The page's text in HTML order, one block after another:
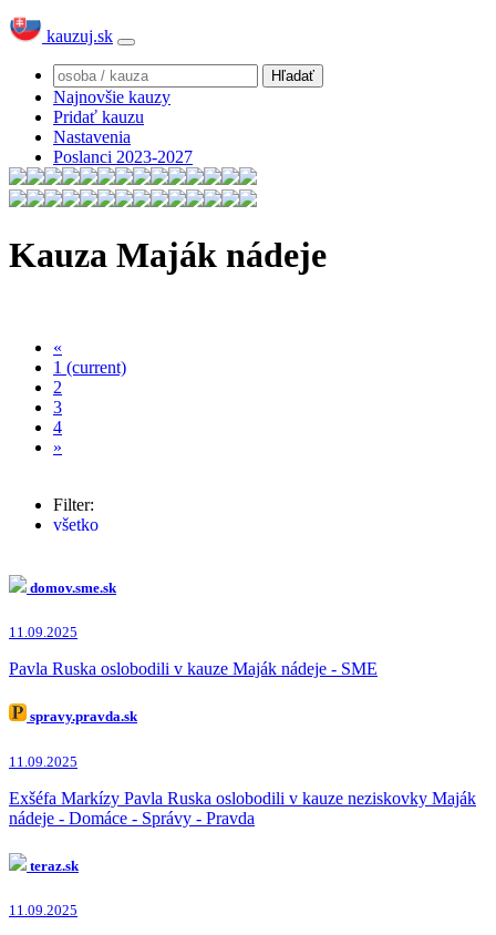
kauzuj.sk
Najnovšie kauzy
Pridať kauzu
Nastavenia
Poslanci 2023-2027
Kauza Maják nádeje
«
1 (current)
2
3
4
»
Filter:
všetko
Marek Para
domov.sme.sk
11.09.2025
Pavla Ruska oslobodili v kauze Maják nádeje - SME
spravy.pravda.sk
11.09.2025
Exšéfa Markízy Pavla Ruska oslobodili v kauze neziskovky Maják
nádeje - Domáce - Správy - Pravda
teraz.sk
11.09.2025